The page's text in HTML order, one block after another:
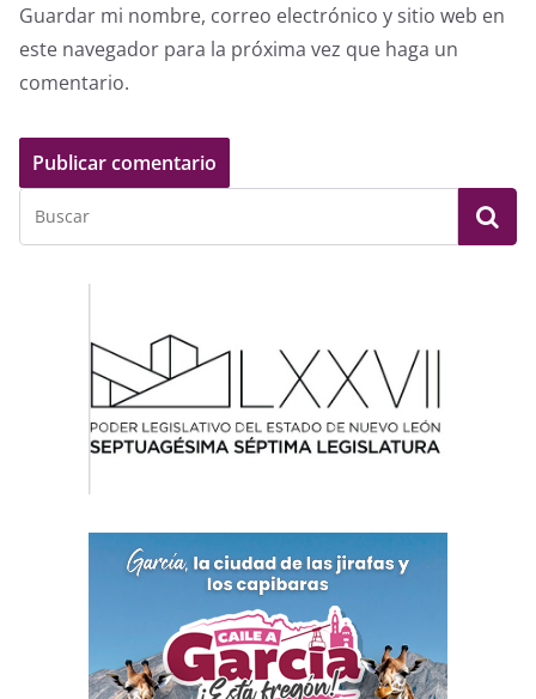
Guardar mi nombre, correo electrónico y sitio web en
este navegador para la próxima vez que haga un
comentario.